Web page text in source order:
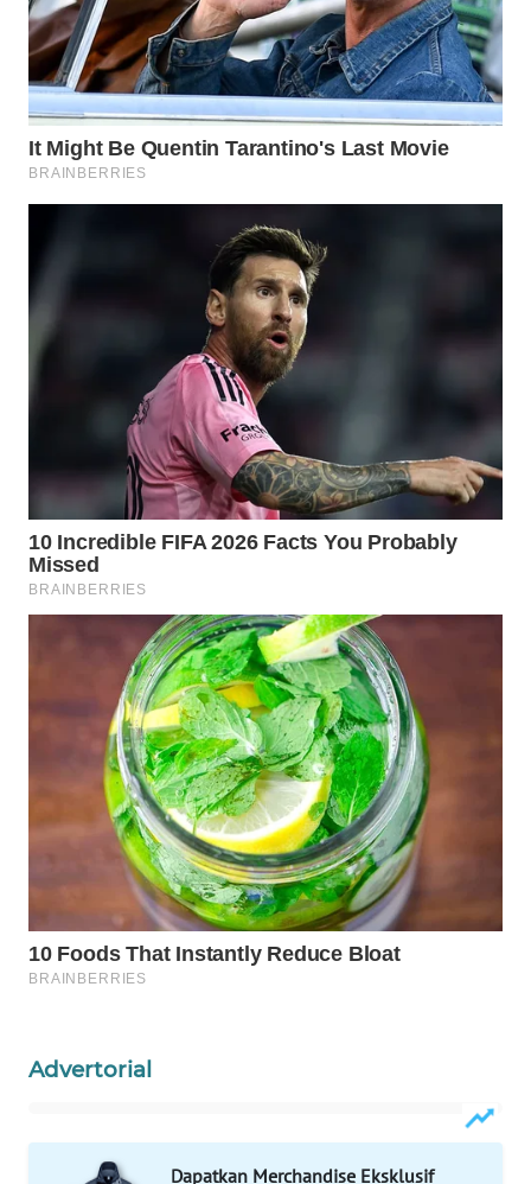
Advertorial
Dapatkan Merchandise Eksklusif
WAHANANEWS
ID
WAHANANEWS
CO ID
WAHANANEWS
SELEB
WAHANA
PERSONA
WAHANA
WAHANA
HEALTH
WAHANA
LAPAK
WAHANA